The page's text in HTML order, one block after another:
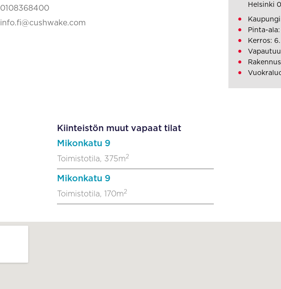
0108368400
info.fi@cushwake.com
Kiinteistön muut vapaat tilat
Mikonkatu 9
Toimistotila, 375m2
Mikonkatu 9
Toimistotila, 170m2
Helsinki
Pinta-ala:
Kerros: